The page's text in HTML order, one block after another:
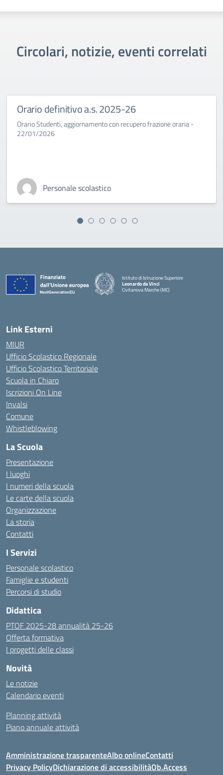
Circolari, notizie, eventi correlati
Orario definitivo a.s. 2025-26
Orario Studenti, aggiornamento con recupero frazione oraria -
22/01/2026
Personale scolastico
Istituto di Istruzione Superiore
Leonardo da Vinci
Civitanova Marche (MC)
Link Esterni
MIUR
Ufficio Scolastico Regionale
Ufficio Scolastico Territoriale
Scuola in Chiaro
Iscrizioni On Line
Invalsi
Comune
Whistleblowing
La Scuola
Presentazione
I luoghi
I numeri della scuola
Le carte della scuola
Organizzazione
La storia
Contatti
I Servizi
Personale scolastico
Famiglie e studenti
Percorsi di studio
Didattica
PTOF 2025-28 annualità 25-26
Offerta formativa
I progetti delle classi
Novità
Le notizie
Calendario eventi
Planning attività
Piano annuale attività
Amministrazione trasparenteAlbo onlineContatti
Privacy PolicyDichiarazione di accessibilitàOb.Access